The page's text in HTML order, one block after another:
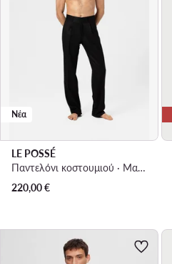
Νέα
LE POSSÉ
Παντελόνι κοστουμιού · Μαύρο · Slim Fit
220,00€